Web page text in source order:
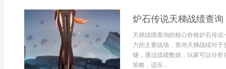
炉石传说天梯战绩查
天梯战绩查询的核心价格炉石传
力的主要战场，查询天梯战绩对
键，通过战绩数据，玩家可以分
策略，适应...